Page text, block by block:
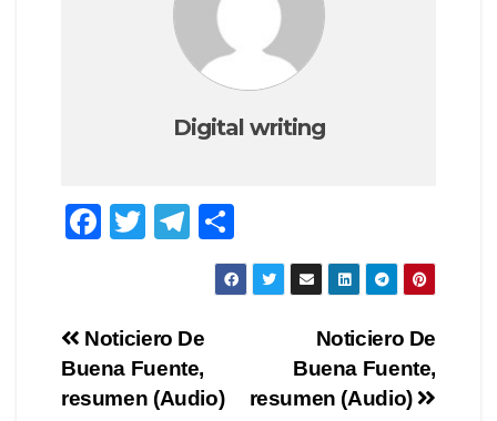
Digital writing
F
e
b
o
T
er
T
el
gr
a
m
h
ar
Post
navigation
Noticiero De
Buena Fuente,
resumen (Audio)
Noticiero De
Buena Fuente,
resumen (Audio)